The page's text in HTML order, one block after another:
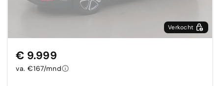
Verkocht
€ 9.999
va. €167/mnd